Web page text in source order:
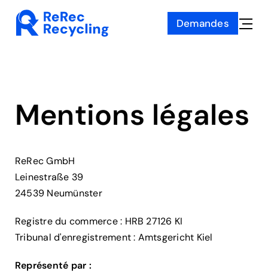
content
Demandes
Toggle
Mentions légales
ReRec GmbH
Leinestraße 39
24539 Neumünster
Registre du commerce : HRB 27126 KI
Tribunal d'enregistrement : Amtsgericht Kiel
Représenté par :